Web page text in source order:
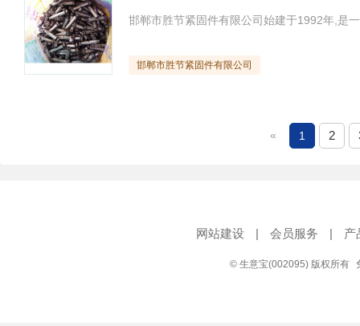
邯郸市胜节紧固件有限公司
« 1 2
网站建设 | 会员服务 | 产
© 生意宝(002095) 版权所有